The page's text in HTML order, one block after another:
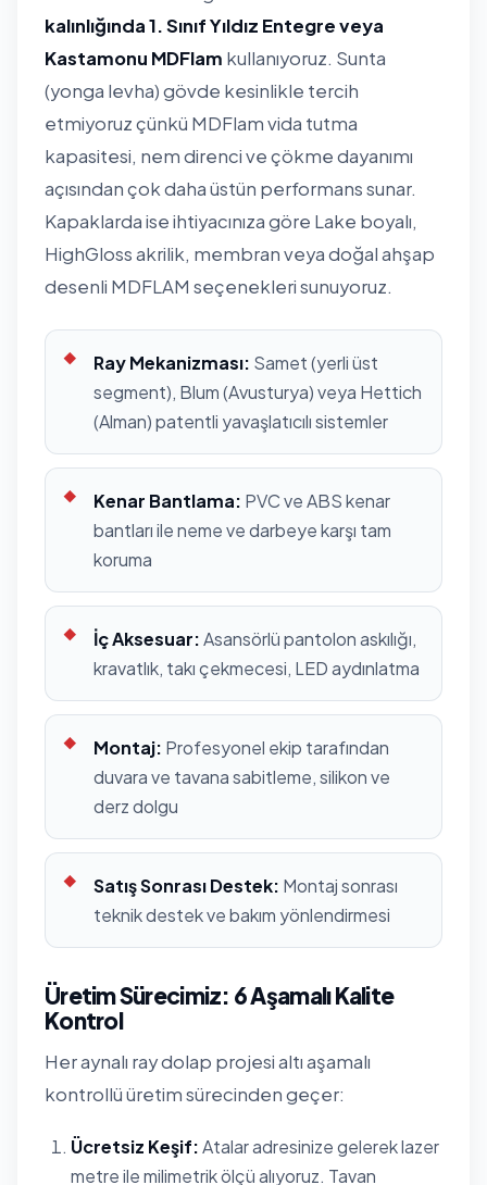
kalınlığında 1. Sınıf Yıldız Entegre veya
Kastamonu MDFlam kullanıyoruz. Sunta
(yonga levha) gövde kesinlikle tercih
etmiyoruz çünkü MDFlam vida tutma
kapasitesi, nem direnci ve çökme dayanımı
açısından çok daha üstün performans sunar.
Kapaklarda ise ihtiyacınıza göre Lake boyalı,
HighGloss akrilik, membran veya doğal ahşap
desenli MDFLAM seçenekleri sunuyoruz.
Ray Mekanizması: Samet (yerli üst
segment), Blum (Avusturya) veya Hettich
(Alman) patentli yavaşlatıcılı sistemler
Kenar Bantlama: PVC ve ABS kenar
bantları ile neme ve darbeye karşı tam
koruma
İç Aksesuar:Asansörlü pantolon askılığı,
kravatlık, takı çekmecesi, LED aydınlatma
Montaj: Profesyonel ekip tarafından
duvara ve tavana sabitleme, silikon ve
derz dolgu
Satış Sonrası Destek: Montaj sonrası
teknik destek ve bakım yönlendirmesi
Üretim Sürecimiz: 6 Aşamalı Kalite
Kontrol
Her aynalı ray dolap projesi altı aşamalı
kontrollü üretim sürecinden geçer:
Ücretsiz Keşif:Atalar adresinize gelerek lazer
metre ile milimetrik ölçü alıyoruz. Tavan